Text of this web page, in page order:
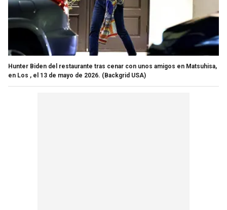
Hunter Biden del restaurante tras cenar con unos amigos en Matsuhisa,
en Los , el 13 de mayo de 2026. (Backgrid USA)